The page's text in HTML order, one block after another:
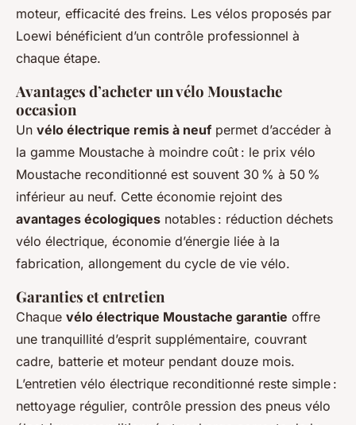
moteur, efficacité des freins. Les vélos proposés par
Loewi bénéficient d’un contrôle professionnel à
chaque étape.
Avantages d’acheter un vélo Moustache
occasion
Un vélo électrique remis à neuf permet d’accéder à
la gamme Moustache à moindre coût : le prix vélo
Moustache reconditionné est souvent 30 % à 50 %
inférieur au neuf. Cette économie rejoint des
avantages écologiques notables : réduction déchets
vélo électrique, économie d’énergie liée à la
fabrication, allongement du cycle de vie vélo.
Garanties et entretien
Chaque vélo électrique Moustache garantie offre
une tranquillité d’esprit supplémentaire, couvrant
cadre, batterie et moteur pendant douze mois.
L’entretien vélo électrique reconditionné reste simple :
nettoyage régulier, contrôle pression des pneus vélo